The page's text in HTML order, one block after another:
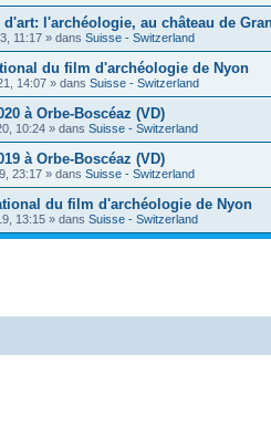
d'art: l'archéologie, au château de
11:17 » dans Suisse - Switzerland
du film d'archéologie de Nyon
14:07 » dans Suisse - Switzerland
à Orbe-Boscéaz (VD)
10:24 » dans Suisse - Switzerland
à Orbe-Boscéaz (VD)
23:17 » dans Suisse - Switzerland
du film d'archéologie de Nyon
13:15 » dans Suisse - Switzerland